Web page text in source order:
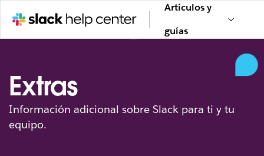
Artículos y
guías
Extras
Información adicional sobre Slack para ti y tu
equipo.